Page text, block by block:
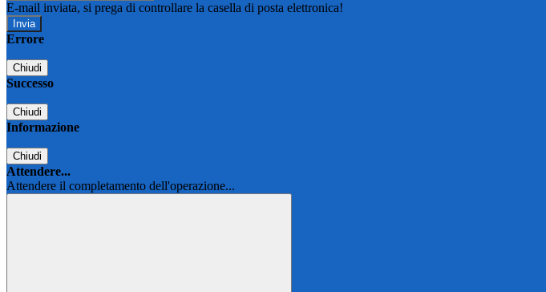
E-mail inviata, si prega di controllare la casella di posta elettronica!
Errore
Chiudi
Successo
Chiudi
Informazione
Chiudi
Attendere...
Attendere il completamento dell'operazione...